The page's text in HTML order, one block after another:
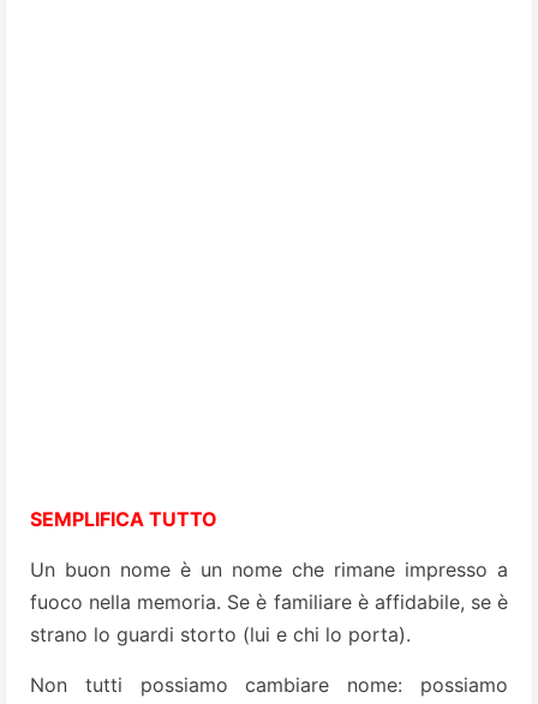
SEMPLIFICA TUTTO
Un buon nome è un nome che rimane impresso a
fuoco nella memoria. Se è familiare è affidabile, se è
strano lo guardi storto (lui e chi lo porta).
Non tutti possiamo cambiare nome: possiamo